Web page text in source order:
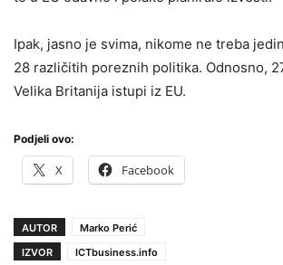
Ipak, jasno je svima, nikome ne treba
28 različitih poreznih politika. Odnosno,
Velika Britanija istupi iz EU.
Podjeli ovo:
X Facebook
AUTOR
Marko Perić
IZVOR
ICTbusiness.info